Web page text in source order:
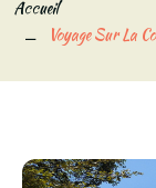
Accueil
Voyage Sur La